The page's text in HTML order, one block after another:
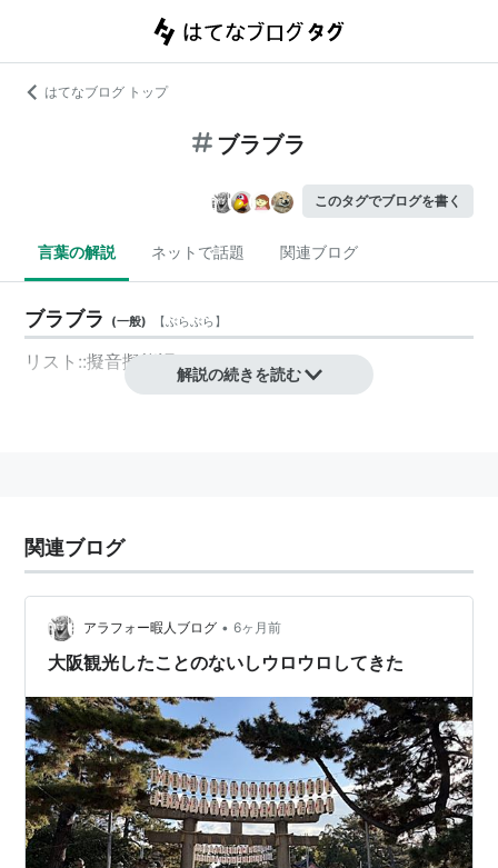
はてなブログ トップ
ブラブラ
このタグでブログを書く
言葉の解説 ネットで話題 関連ブログ
ブラブラ (一般) 【ぶらぶら】
リスト::擬音擬態語
解説の続きを読む
関連ブログ
アラフォー暇人ブログ • 6ヶ月前
大阪観光したことのないしウロウロしてきた